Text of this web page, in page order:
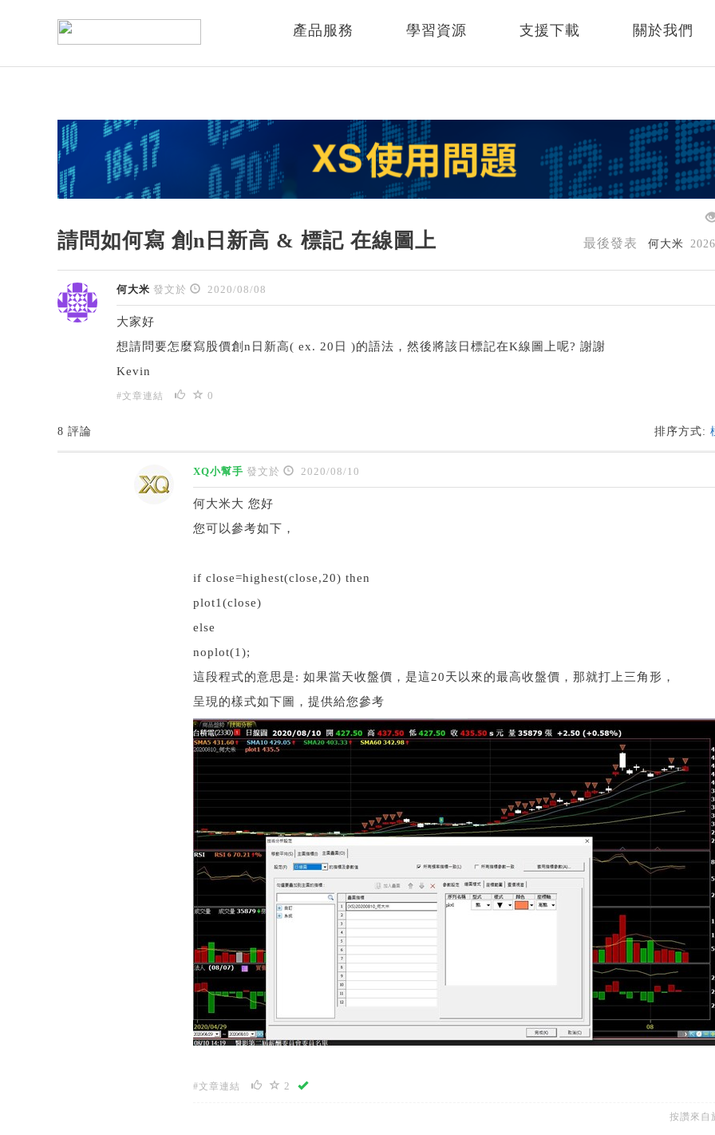
產品服務 學習資源 支援下載 關於我們
請問如何寫 創n日新高 & 標記 在線圖上 最後發表 何大米
何大米 發文於 2020/08/08
大家好
想請問要怎麼寫股價創n日新高( ex. 20日 )的語法，然後將該日標記在K線圖上呢? 謝謝
Kevin
#文章連結 0
8 評論 排序方式:
XQ小幫手 發文於 2020/08/10
何大米大 您好
您可以參考如下，
if close=highest(close,20) then
plot1(close)
else
noplot(1);
這段程式的意思是: 如果當天收盤價，是這20天以來的最高收盤價，那就打上三角形，
呈現的樣式如下圖，提供給您參考
#文章連結 2
按讚來自